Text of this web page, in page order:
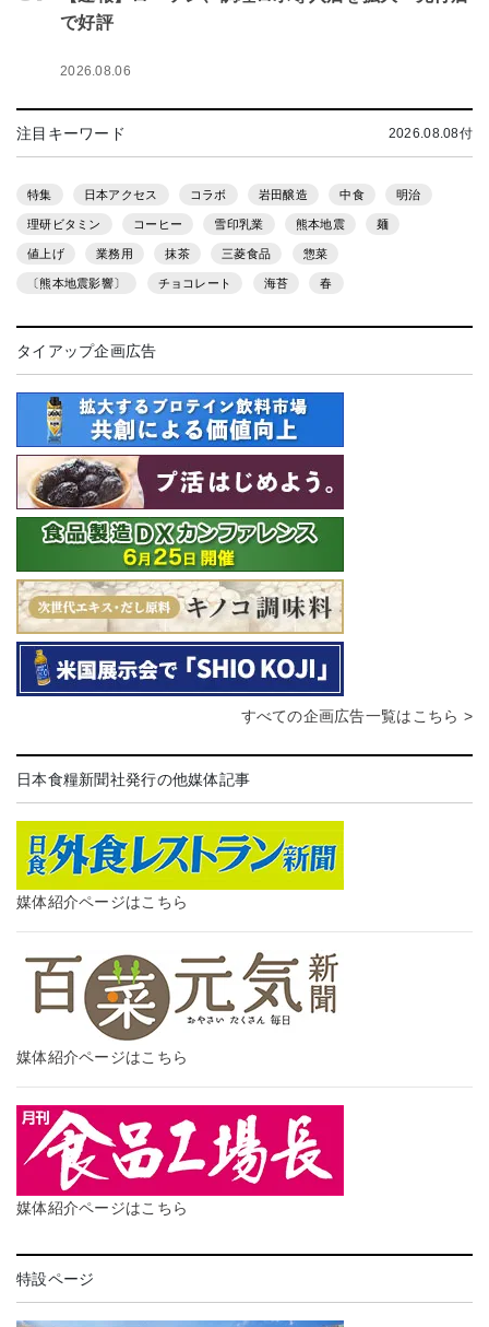
で好評
2026.08.06
注目キーワード 2026.08.08付
特集 日本アクセス コラボ 岩田醸造 中食 明治
理研ビタミン コーヒー 雪印乳業 熊本地震 麺
値上げ 業務用 抹茶 三菱食品 惣菜
〔熊本地震影響〕 チョコレート 海苔 春
タイアップ企画広告
すべての企画広告一覧はこちら >
日本食糧新聞社発行の他媒体記事
媒体紹介ページはこちら
媒体紹介ページはこちら
媒体紹介ページはこちら
特設ページ